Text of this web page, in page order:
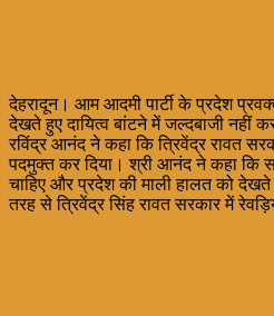
देहरादून। आम आदमी पार्टी के प्रदेश
देखते हुए दायित्व बांटने में जल्दबाजी नहीं
रविंद्र आनंद ने कहा कि त्रिवेंद्र रावत
पदमुक्त कर दिया। श्री आनंद ने कहा कि
चाहिए और प्रदेश की माली हालत को
तरह से त्रिवेंद्र सिंह रावत सरकार में